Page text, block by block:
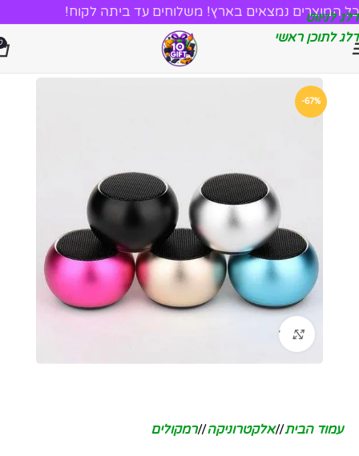
דלג לניווט
דלג לתוכן ראשי
כל המוצרים נמצאים בארץ! משלוחים עד ביתה לקוח!
-67%
לחץ להגדלה
עמוד הבית/ אלקטרוניקה/ רמקולים